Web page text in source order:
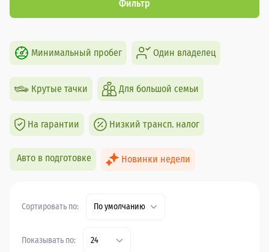
Фильтр
Минимальный пробег Один владелец
Крутые тачки Для большой семьи
На гарантии Низкий трансп. налог
Авто в подготовке Новинки недели
Сортировать по: По умолчанию
Показывать по: 24